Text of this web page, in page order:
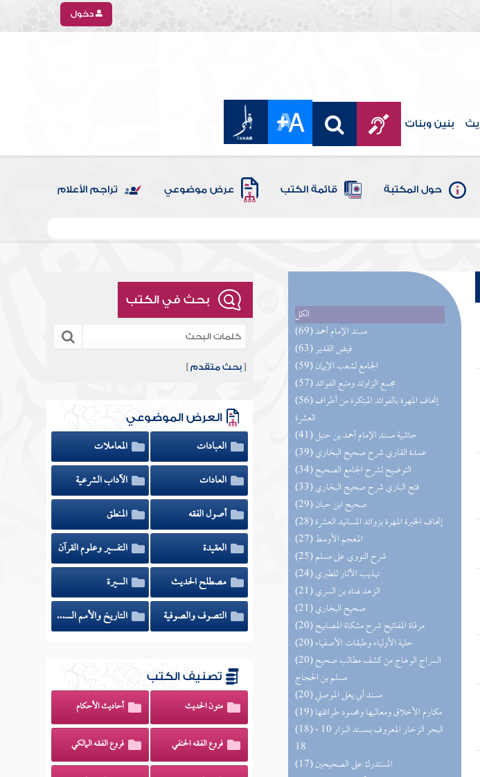
دخول
بنين وبنات
حول المكتبة قائمة الكتب عرض موضوعي تراجم الأعلام
الكل
(69) مسند الإمام أحمد
(63) فيض القدير
(59) الجامع لشعب الإيمان
(57) مجمع الزاوئد ومنبع الفوائد
(56) إتحاف المهرة بالفوائد المبتكرة من أطراف
العشرة
(41) حاشية مسند الإمام أحمد بن حنبل
(39) عمدة القاري شرح صحيح البخاري
(34) التوضيح لشرح الجامع الصحيح
(33) فتح الباري شرح صحيح البخاري
(29) صحيح ابن حبان
(28) إتحاف الخيرة المهرة بزوائد المسانيد العشرة
(27) المعجم الأوسط
(25) شرح النووي على مسلم
(24) تهذيب الآثار للطبري
(21) الزهد لهناد بن السري
(21) صحيح البخاري
(20) مرقاة المفاتيح شرح مشكاة المصابيح
(20) حلية الأولياء وطبقات الأصفياء
(20) السراج الوهاج من كشف مطالب صحيح
مسلم بن الحجاج
(20) مسند أبي يعلى الموصلي
(19) مكارم الأخلاق ومعاليها ومحمود طرائقها
(18) البحر الزخار المعروف بمسند البزار 10 -
18
(17) المستدرك على الصحيحين
بحث في الكتب
[بحث متقدم ]
العرض الموضوعي
العبادات
المعاملات
العادات
الآداب الشرعية
أصول الفقه
المنطق
العقيدة
التفسير وعلوم القرآن
مصطلح الحديث
السيرة
التصوف والصوفية
التاريخ والأمم السابقة
تصنيف الكتب
متون الحديث أحاديث الأحكام
فروع الفقه الحنفي فروع الفقه المالكي